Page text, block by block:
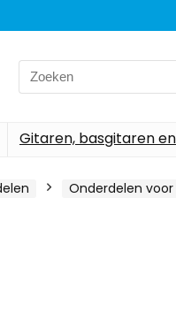
Search
for:
Gitaren, basgitaren
Onderdelen